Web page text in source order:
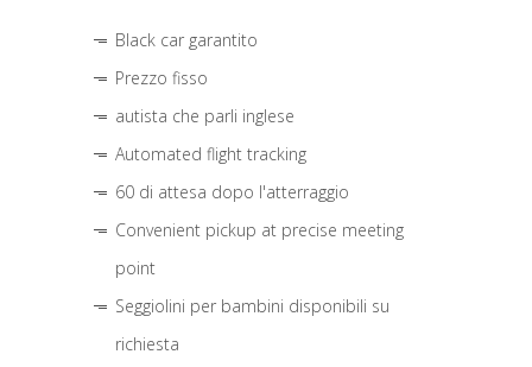
Black car garantito
Prezzo fisso
autista che parli inglese
Automated flight tracking
60 di attesa dopo l'atterraggio
Convenient pickup at precise meeting
point
Seggiolini per bambini disponibili su
richiesta